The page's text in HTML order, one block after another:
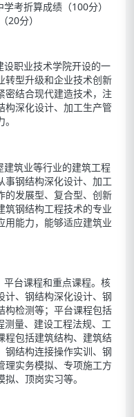
考折算成绩（100分）
20分）
职业技术学院开设的一
转型升级和企业技术创新
密结合现代建造技术，注
构深化设计、加工生产管
筑业等行业的建筑工程
事钢结构深化设计、加工
的发展型、复合型、创新
筑钢结构工程技术的专业
用能力，能够适应建筑业
台课程和重点课程。核
计、钢结构深化设计、钢
构检测等；平台课程包括
量、建设工程法规、工
程包括建筑结构、建筑结
钢结构连接操作实训、钢
理实务模拟、专项施工方
、顶岗实习等。